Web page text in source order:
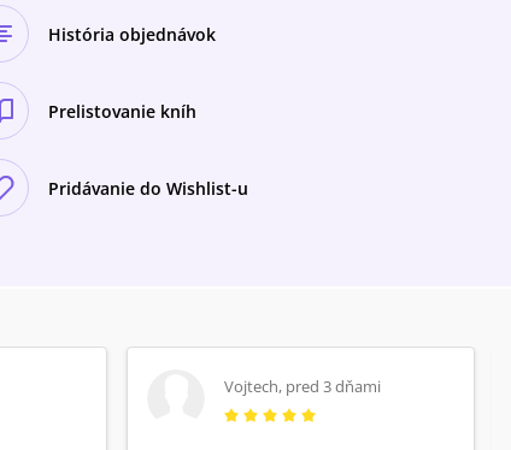
História objednávok
Prelistovanie kníh
Pridávanie do Wishlist-u
Vojtech, pred 3 dňami